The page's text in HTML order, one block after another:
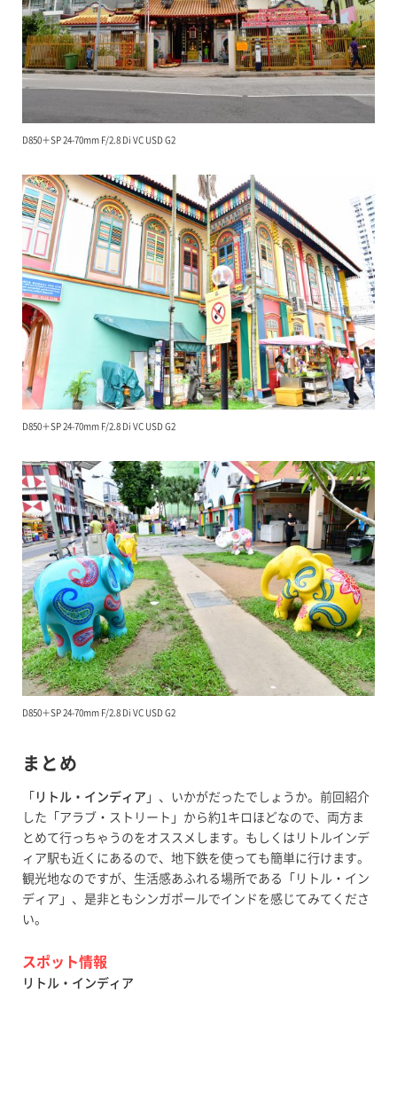
D850＋SP 24-70mm F/2.8 Di VC USD G2
D850＋SP 24-70mm F/2.8 Di VC USD G2
D850＋SP 24-70mm F/2.8 Di VC USD G2
まとめ
「 リトル・インディア 」、いかがだったでしょうか。前回紹介
した「アラブ・ストリート」から約1キロほどなので、両方ま
とめて行っちゃうのをオススメします。もしくはリトルインデ
ィア駅も近くにあるので、地下鉄を使っても簡単に行けます。
観光地なのですが、生活感あふれる場所である「リトル・イン
ディア」、是非ともシンガポールでインドを感じてみてくださ
い。
スポット情報
リトル・インディア